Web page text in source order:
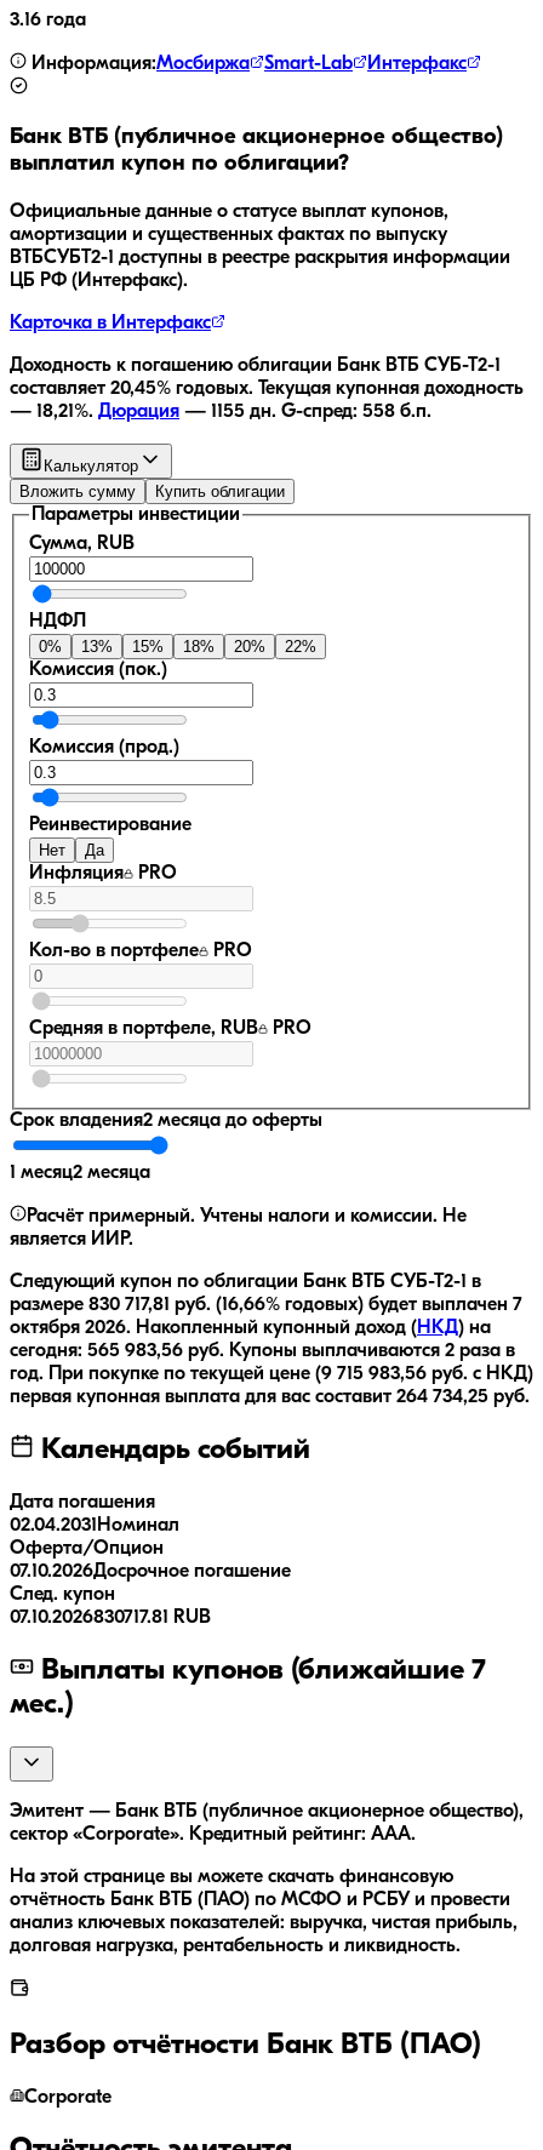
3.16 года
Информация:Мосбиржа Smart-Lab Интерфакс
Банк ВТБ (публичное акционерное общество)
выплатил купон по облигации?
Официальные данные о статусе выплат купонов,
амортизации и существенных фактах по выпуску
ВТБСУБТ2-1 доступны в реестре раскрытия информации
ЦБ РФ (Интерфакс).
Карточка в Интерфакс
Доходность к погашению облигации Банк ВТБ СУБ-Т2-1
составляет 20,45% годовых. Текущая купонная доходность
— 18,21%. Дюрация — 1155 дн. G-спред: 558 б.п.
Калькулятор
Вложить сумму
Купить облигации
Параметры инвестиции
Сумма, RUB
НДФЛ
0% 13% 15% 18% 20% 22%
Комиссия (пок.)
Комиссия (прод.)
Реинвестирование
Нет Да
Инфляция PRO
Кол-во в портфеле PRO
Средняя в портфеле, RUB PRO
Срок владения2 месяца до оферты
1 месяц2 месяца
Расчёт примерный. Учтены налоги и комиссии. Не
является ИИР.
Следующий купон по облигации Банк ВТБ СУБ-Т2-1 в
размере 830 717,81 руб. (16,66% годовых) будет выплачен 7
октября 2026. Накопленный купонный доход ( НКД) на
сегодня: 565 983,56 руб. Купоны выплачиваются 2 раза в
год.
При покупке по текущей цене (9 715 983,56 руб. с НКД)
первая купонная выплата для вас составит 264 734,25 руб.
Календарь событий
Дата погашения
02.04.2031 Номинал
Оферта/Опцион
07.10.2026Досрочное погашение
След. купон
07.10.2026830717.81 RUB
Выплаты купонов (ближайшие 7
мес.)
Эмитент — Банк ВТБ (публичное акционерное общество),
сектор «Corporate». Кредитный рейтинг: AAA.
На этой странице вы можете скачать финансовую
отчётность Банк ВТБ (ПАО) по МСФО и РСБУ и провести
анализ ключевых показателей: выручка, чистая прибыль,
долговая нагрузка, рентабельность и ликвидность.
Разбор отчётности Банк ВТБ (ПАО)
Corporate